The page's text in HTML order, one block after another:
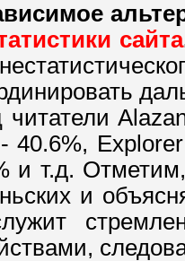
сайта
читатели
40.6%,
и т.д.
и